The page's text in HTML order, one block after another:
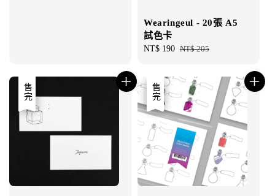
Wearingeul - 20張 A5
試色卡
Sale
NT$ 190 Regular
NT$ 205
優惠
售完 優惠
售完